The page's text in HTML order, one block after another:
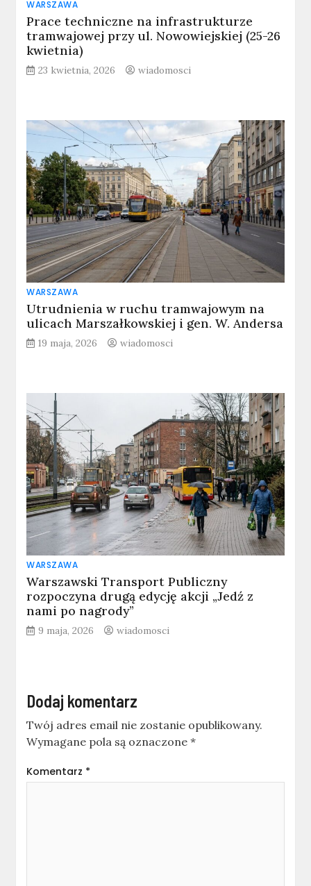
WARSZAWA
Prace techniczne na infrastrukturze
tramwajowej przy ul. Nowowiejskiej (25-26
kwietnia)
23 kwietnia, 2026 wiadomosci
WARSZAWA
Utrudnienia w ruchu tramwajowym na
ulicach Marszałkowskiej i gen. W. Andersa
19 maja, 2026 wiadomosci
WARSZAWA
Warszawski Transport Publiczny
rozpoczyna drugą edycję akcji „Jedź z
nami po nagrody”
9 maja, 2026 wiadomosci
Dodaj komentarz
Twój adres email nie zostanie opublikowany.
Wymagane pola są oznaczone*
Komentarz *